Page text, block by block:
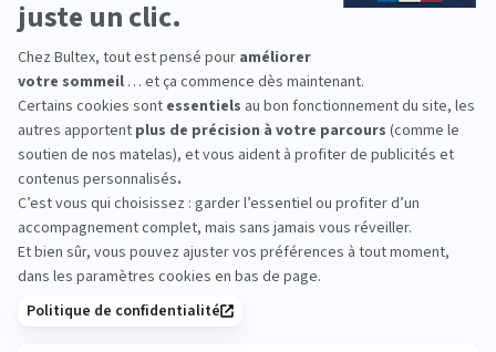
interrogées de février 2019 à mars 2025. Institut
LITRIMARCHE CASTRES :
essayez avant d’acheter
Rien ne remplace un essai sur place. Passez en
magasin, allongez‑vous quelques minutes sur
plusieurs matelas, comparez les sensations et
validez le bon maintien avant de vous décider.
L’équipe vous aide à cibler rapidement le confort
fait pour vous.